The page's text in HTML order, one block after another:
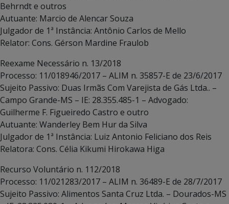
Behrndt e outros
Autuante: Marcio de Alencar Souza
Julgador de 1ª Instância: Antônio Carlos de Mello
Relator: Cons. Gérson Mardine Fraulob
Reexame Necessário n. 13/2018
Processo: 11/018946/2017 – ALIM n. 35857-E de 23/6/2017
Sujeito Passivo: Duas Irmãs Com Varejista de Gás Ltda.. –
Campo Grande-MS – IE: 28.355.485-1 – Advogado:
Guilherme F. Figueiredo Castro e outro
Autuante: Wanderley Bem Hur da Silva
Julgador de 1ª Instância: Luiz Antonio Feliciano dos Reis
Relatora: Cons. Célia Kikumi Hirokawa Higa
Recurso Voluntário n. 112/2018
Processo: 11/021283/2017 – ALIM n. 36489-E de 28/7/2017
Sujeito Passivo: Alimentos Santa Cruz Ltda. – Dourados-MS